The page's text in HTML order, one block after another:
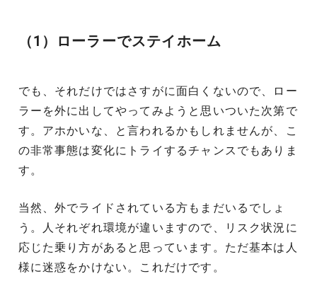
（1）ローラーでステイホーム
でも、それだけではさすがに面白くないので、ロー
ラーを外に出してやってみようと思いついた次第で
す。アホかいな、と言われるかもしれませんが、こ
の非常事態は変化にトライするチャンスでもありま
す。
当然、外でライドされている方もまだいるでしょ
う。人それぞれ環境が違いますので、リスク状況に
応じた乗り方があると思っています。ただ基本は人
様に迷惑をかけない。これだけです。